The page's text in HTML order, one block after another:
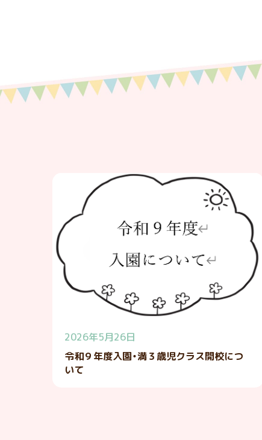
2026年5月26日
令和９年度入園・満３歳児クラス開校につ
いて